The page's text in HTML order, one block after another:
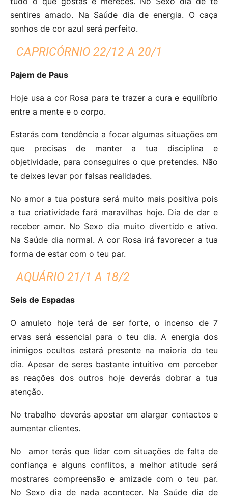
sentires amado. Na Saúde dia de energia. O caça
sonhos de cor azul será perfeito.
CAPRICÓRNIO 22/12 A 20/1
Pajem de Paus
Hoje usa a cor Rosa para te trazer a cura e equilíbrio
entre a mente e o corpo.
Estarás com tendência a focar algumas situações em
que precisas de manter a tua disciplina e
objetividade, para conseguires o que pretendes. Não
te deixes levar por falsas realidades.
No amor a tua postura será muito mais positiva pois
a tua criatividade fará maravilhas hoje. Dia de dar e
receber amor. No Sexo dia muito divertido e ativo.
Na Saúde dia normal. A cor Rosa irá favorecer a tua
forma de estar com o teu par.
AQUÁRIO 21/1 A 18/2
Seis de Espadas
O amuleto hoje terá de ser forte, o incenso de 7
ervas será essencial para o teu dia. A energia dos
inimigos ocultos estará presente na maioria do teu
dia. Apesar de seres bastante intuitivo em perceber
as reações dos outros hoje deverás dobrar a tua
atenção.
No trabalho deverás apostar em alargar contactos e
aumentar clientes.
No amor terás que lidar com situações de falta de
confiança e alguns conflitos, a melhor atitude será
mostrares compreensão e amizade com o teu par.
No Sexo dia de nada acontecer. Na Saúde dia de